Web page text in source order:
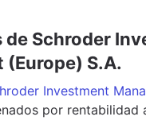
de Schroder
S.A.
Investment
por rentabilidad